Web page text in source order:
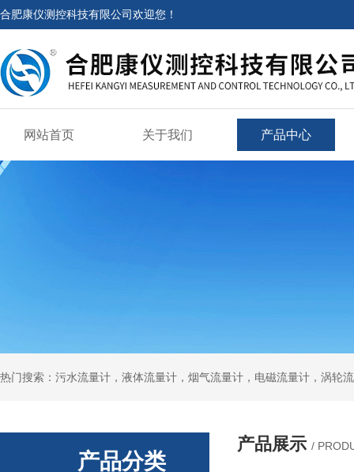
合肥康仪测控科技有限公司欢迎您！
网站首页 关于我们 产品中心
产品分类
产品展示 /